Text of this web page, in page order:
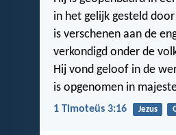
in het gelijk gesteld
is verschenen aan de
verkondigd onder de
Hij vond geloof in de
is opgenomen in
1 Timoteüs 3:16 Jezus